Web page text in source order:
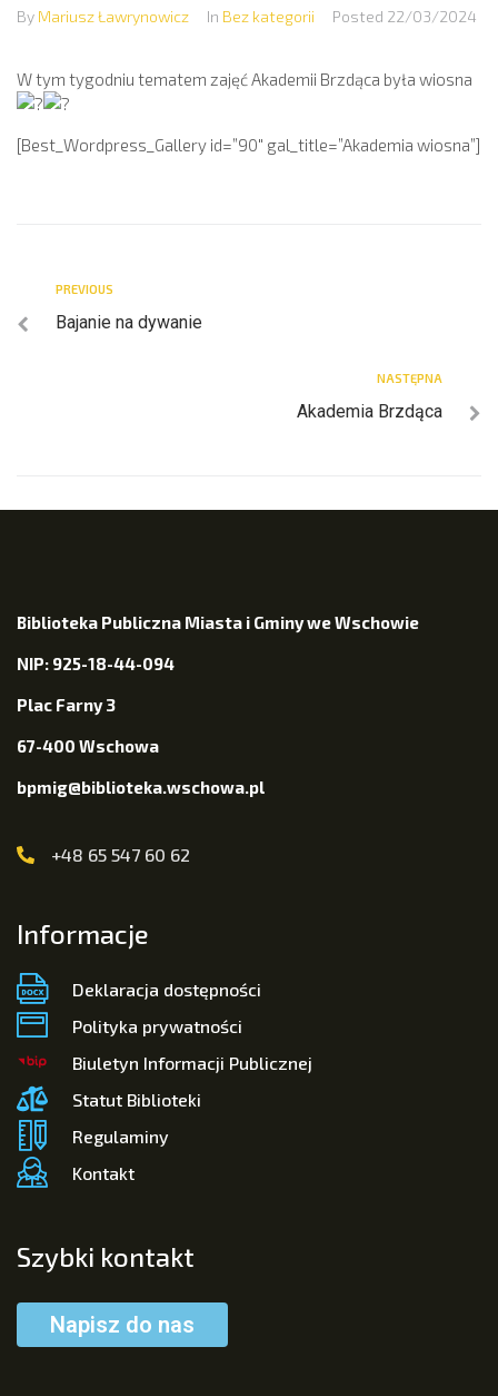
By Mariusz Ławrynowicz In Bez kategorii Posted 22/03/2024
W tym tygodniu tematem zajęć Akademii Brzdąca była wiosna
[Best_Wordpress_Gallery id=”90″ gal_title=”Akademia wiosna”]
PREVIOUS
Bajanie na dywanie
NASTĘPNA
Akademia Brzdąca
Biblioteka Publiczna Miasta i Gminy we Wschowie
NIP: 925-18-44-094
Plac Farny 3
67-400 Wschowa
bpmig@biblioteka.wschowa.pl
+48 65 547 60 62
Informacje
Deklaracja dostępności
Polityka prywatności
Biuletyn Informacji Publicznej
Statut Biblioteki
Regulaminy
Kontakt
Szybki kontakt
Napisz do nas